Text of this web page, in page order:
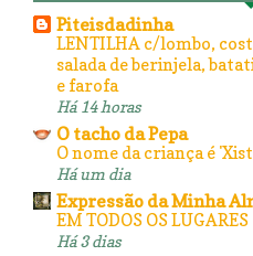
Piteisdadinha
LENTILHA c/lombo,
salada de berinjela,
e farofa
Há 14 horas
O tacho da Pepa
O nome da criança é
Há um dia
Expressão da Minha
EM TODOS OS LUGARES
Há 3 dias